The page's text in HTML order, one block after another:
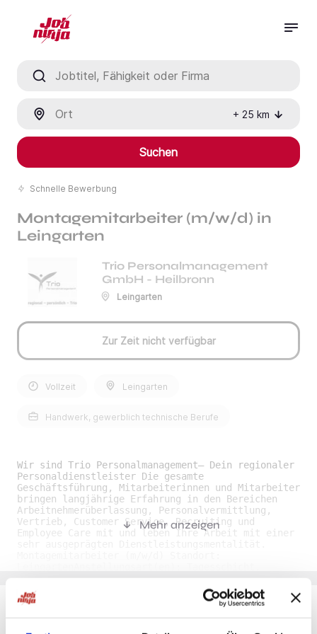
+ 25 km
Suchen
Schnelle Bewerbung
Montagemitarbeiter (m/w/d) in
Leingarten
Trio Personalmanagement
GmbH - Heilbronn
Leingarten
Zur Zeit nicht verfügbar
Vollzeit Leingarten
Handwerk, gewerblich technische Berufe
Wir sind Trio Personalmanagement— Dein regionaler
Personaldienstleister Die gesamte
Geschäftsführung, Mitarbeiterinnen und Mitarbeiter
bringen langjährige Erfahrung in den Bereichen
Arbeitnehmerüberlassung, Personalvermittlung,
Vertrieb, Customer Service, Recruiting und
Employee Care mit und leben Ihre Arbeit mit einer
VollzeitArbeitszeit: 35 - 40 Stunden pro Woche
Deine Aufgaben:• Montiere nach Montageanleitung •
Überprüfung und Qualitätskontrolle der montierten
Mehr anzeigen